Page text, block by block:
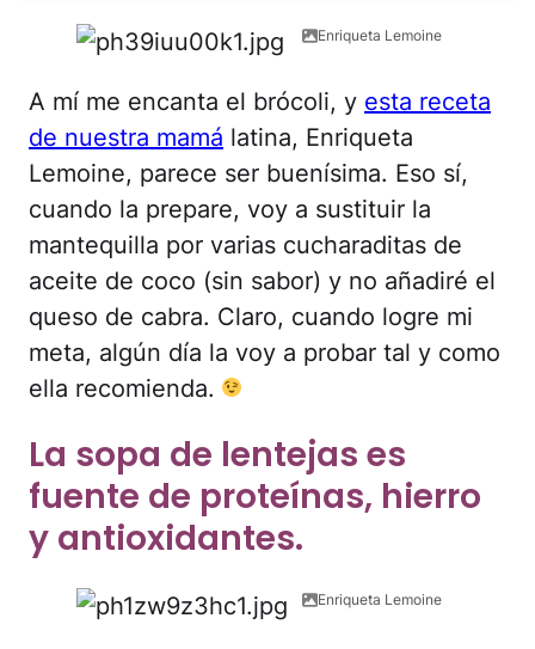
Enriqueta Lemoine
A mí me encanta el brócoli, y esta receta
de nuestra mamá latina, Enriqueta
Lemoine, parece ser buenísima. Eso sí,
cuando la prepare, voy a sustituir la
mantequilla por varias cucharaditas de
aceite de coco (sin sabor) y no añadiré el
queso de cabra. Claro, cuando logre mi
meta, algún día la voy a probar tal y como
ella recomienda.
La sopa de lentejas es
fuente de proteínas, hierro
y antioxidantes.
Enriqueta Lemoine